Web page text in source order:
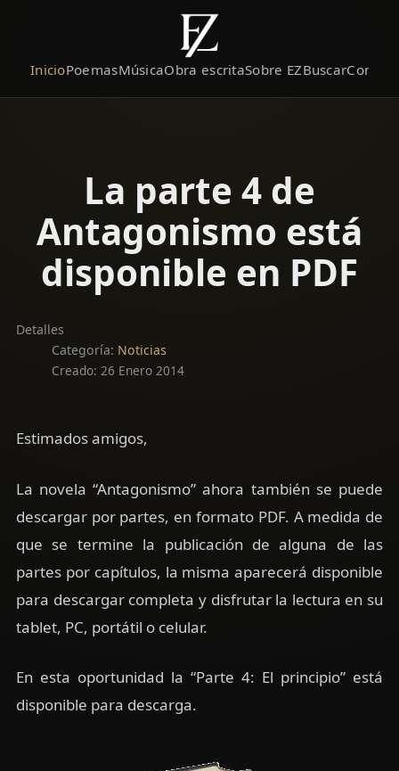
InicioPoemasMúsicaObra escritaSobre EZBuscar
La parte 4 de
Antagonismo está
disponible en PDF
Detalles
Categoría: Noticias
Creado: 26 Enero 2014
Estimados amigos,
La novela “Antagonismo” ahora también se puede
descargar por partes, en formato PDF. A medida de
que se termine la publicación de alguna de las
partes por capítulos, la misma aparecerá disponible
para descargar completa y disfrutar la lectura en su
tablet, PC, portátil o celular.
En esta oportunidad la “Parte 4: El principio” está
disponible para descarga.